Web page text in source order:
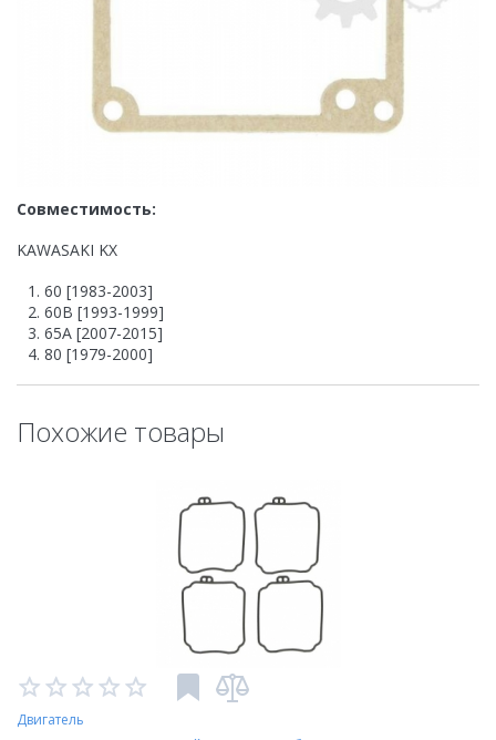
Совместимость:
KAWASAKI KX
60 [1983-2003]
60B [1993-1999]
65A [2007-2015]
80 [1979-2000]
Похожие товары
Двигатель